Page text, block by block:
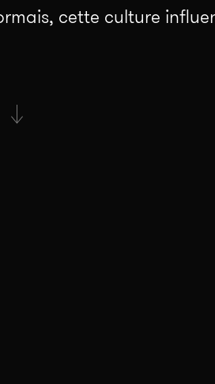
cette culture